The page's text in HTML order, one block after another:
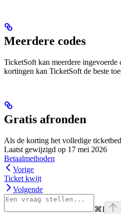
Meerdere codes
TicketSoft kan meerdere
kortingen kan TicketSoft de beste
Gratis afronden
Als de korting het volledige
Laatst gewijzigd op 17 mei 2026
Betaalmethoden
Vorige
Ticket kwijt
Volgende
⌘I